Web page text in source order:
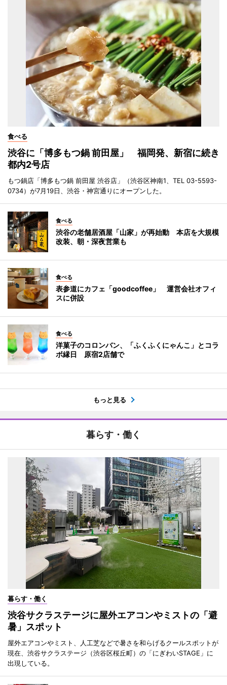
食べる
渋谷に「博多もつ鍋 前田屋」 福岡発、新宿に続き
都内2号店
もつ鍋店「博多もつ鍋 前田屋 渋谷店」（渋谷区神南1、TEL 03-5593-
0734）が7月19日、渋谷・神宮通りにオープンした。
食べる
渋谷の老舗居酒屋「山家」が再始動 本店を大規模
改装、朝・深夜営業も
食べる
表参道にカフェ「goodcoffee」 運営会社オフィ
スに併設
食べる
洋菓子のコロンバン、「ふくふくにゃんこ」とコラ
ボ縁日 原宿2店舗で
もっと見る
暮らす・働く
暮らす・働く
渋谷サクラステージに屋外エアコンやミストの「避
暑」スポット
屋外エアコンやミスト、人工芝などで暑さを和らげるクールスポットが
現在、渋谷サクラステージ（渋谷区桜丘町）の「にぎわいSTAGE」に
出現している。